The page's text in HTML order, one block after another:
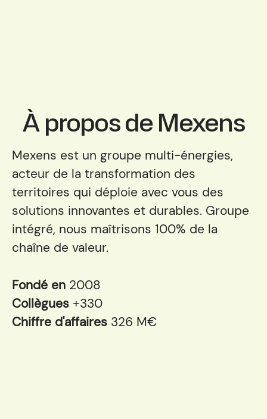
À propos de Mexens
Mexens est un groupe multi-énergies,
acteur de la transformation des
territoires qui déploie avec vous des
solutions innovantes et durables. Groupe
intégré, nous maîtrisons 100% de la
chaîne de valeur.
Fondé en 2008
Collègues +330
Chiffre d'affaires 326 M€